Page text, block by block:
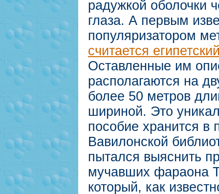
радужкой оболочки
глаза. А первым
популяризатором
считается
Оставленные им
располагаются на
более 50 метров
шириной. Это
пособие хранится в
Вавилонской
пытался выяснить
мучавших фараона
который, как